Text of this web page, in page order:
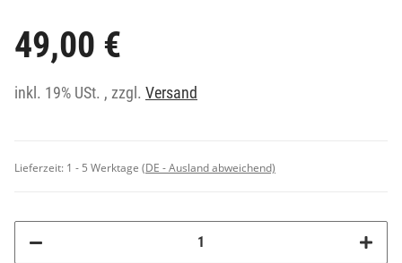
49,00 €
inkl. 19% USt. , zzgl. Versand
Lieferzeit: 1 - 5 Werktage (DE - Ausland abweichend)